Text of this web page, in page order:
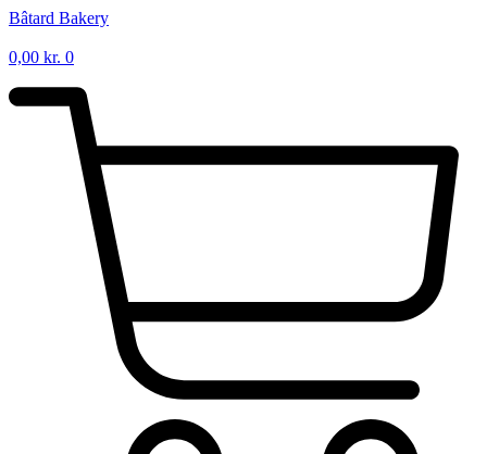
Videre
indhold
Bâtard Bakery
0,00 kr. 0